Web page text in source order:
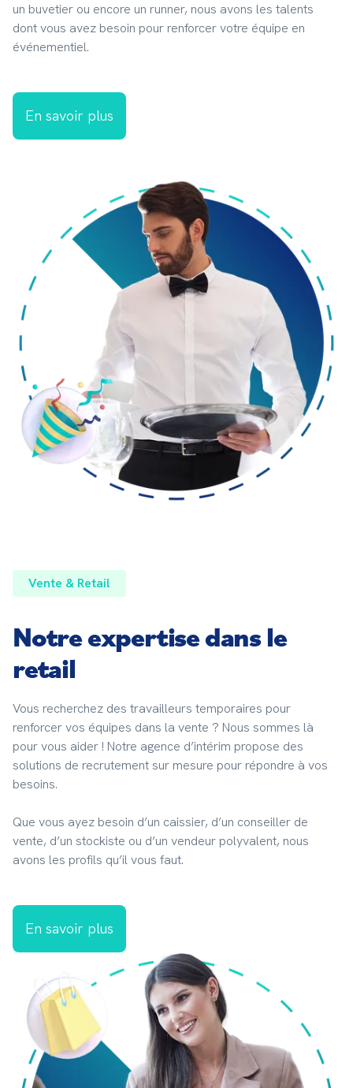
un buvetier ou encore un runner, nous avons les talents
dont vous avez besoin pour renforcer votre équipe en
événementiel.
En savoir plus
Vente & Retail
Notre expertise dans le
retail
Vous recherchez des travailleurs temporaires pour
renforcer vos équipes dans la vente ? Nous sommes là
pour vous aider ! Notre agence d’intérim propose des
solutions de recrutement sur mesure pour répondre à vos
besoins.
Que vous ayez besoin d’un caissier, d’un conseiller de
vente, d’un stockiste ou d’un vendeur polyvalent, nous
avons les profils qu’il vous faut.
En savoir plus